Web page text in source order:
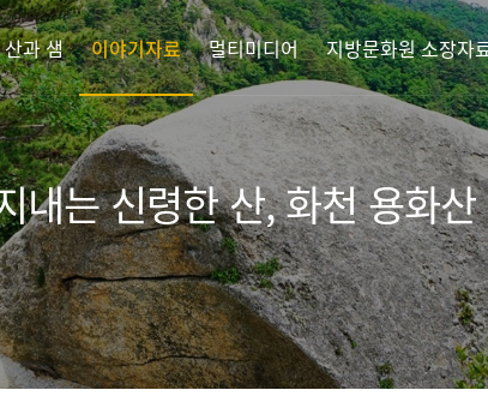
과 샘 이야기자료 멀티미디어 지방문화원 소장자
내는 신령한 산, 화천 용화산